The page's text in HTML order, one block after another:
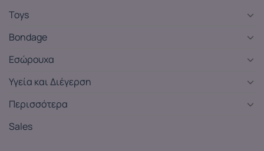
Toys
Bondage
Εσώρουχα
Υγεία και Διέγερση
Περισσότερα
Sales